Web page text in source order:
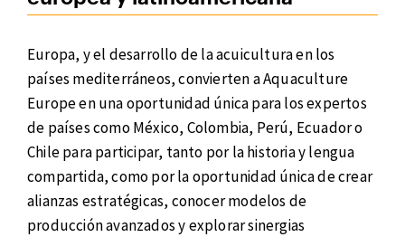
Europa, y el desarrollo de la acuicultura en los
países mediterráneos, convierten a Aquaculture
Europe en una oportunidad única para los expertos
de países como México, Colombia, Perú, Ecuador o
Chile para participar, tanto por la historia y lengua
compartida, como por la oportunidad única de crear
alianzas estratégicas, conocer modelos de
producción avanzados y explorar sinergias